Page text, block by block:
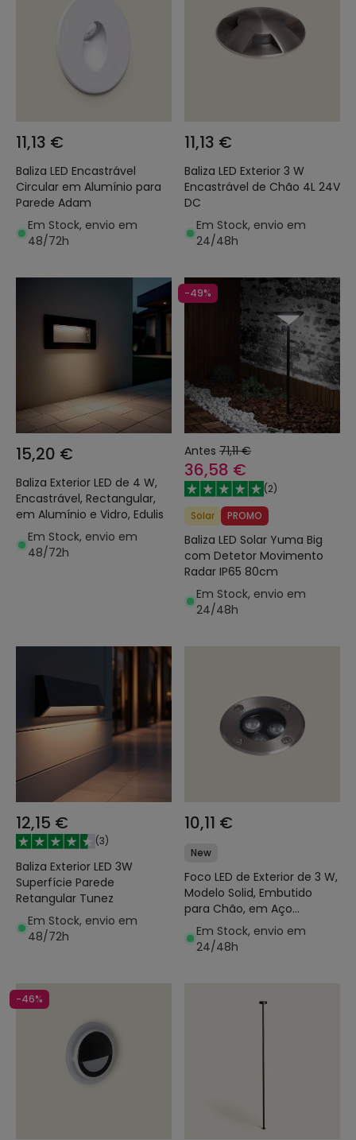
11,13 €
Baliza LED Encastrável
Circular em Alumínio para
Parede Adam
Em Stock, envio em
48/72h
11,13 €
Baliza LED Exterior 3 W
Encastrável de Chão 4L 24V
DC
Em Stock, envio em
24/48h
15,20 €
Baliza Exterior LED de 4 W,
Encastrável, Rectangular,
em Alumínio e Vidro, Edulis
Em Stock, envio em
48/72h
-49%
Antes 71,11 €
36,58 €
(2)
Solar
PROMO
Baliza LED Solar Yuma Big
com Detetor Movimento
Radar IP65 80cm
Em Stock, envio em
24/48h
12,15 €
(3)
Baliza Exterior LED 3W
Superfície Parede
Retangular Tunez
Em Stock, envio em
48/72h
10,11 €
New
Foco LED de Exterior de 3 W,
Modelo Solid, Embutido
para Chão, em Aço
Inoxidável, Hallo
Em Stock, envio em
24/48h
-46%